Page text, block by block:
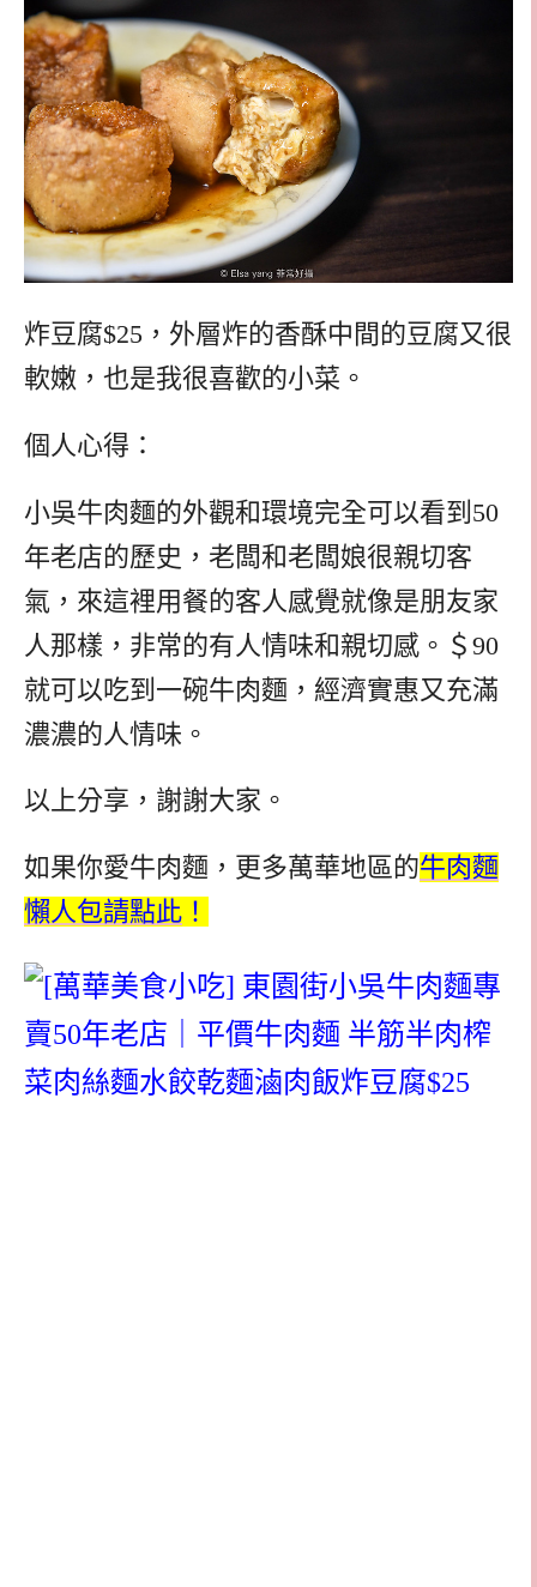
炸豆腐$25，外層炸的香酥中間的豆腐又很
軟嫩，也是我很喜歡的小菜。
個人心得：
小吳牛肉麵的外觀和環境完全可以看到50
年老店的歷史，老闆和老闆娘很親切客
氣，來這裡用餐的客人感覺就像是朋友家
人那樣，非常的有人情味和親切感。＄90
就可以吃到一碗牛肉麵，經濟實惠又充滿
濃濃的人情味。
以上分享，謝謝大家。
如果你愛牛肉麵，更多萬華地區的牛肉麵
懶人包請點此 ！